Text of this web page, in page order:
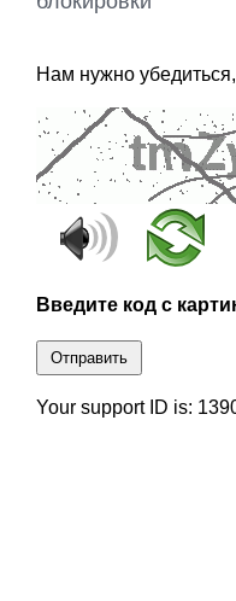
Нам нужно
Введите код с
Отправить
Your support ID is: